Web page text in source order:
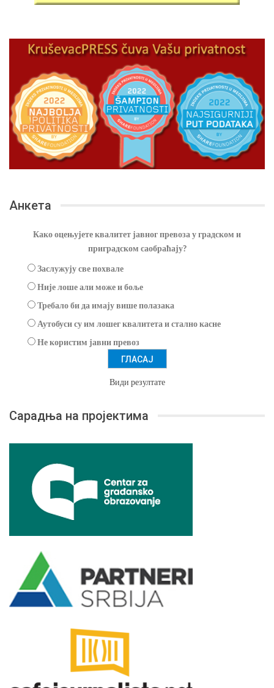
Анкета
Како оцењујете квалитет јавног превоза у градском и
приградском саобраћају?
Заслужују све похвале
Није лоше али може и боље
Требало би да имају више полазака
Аутобуси су им лошег квалитета и стално касне
Не користим јавни превоз
Види резултате
Сарадња на пројектима